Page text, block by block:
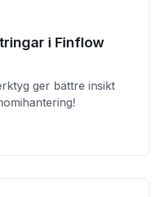
i Finflow
ger bättre insikt